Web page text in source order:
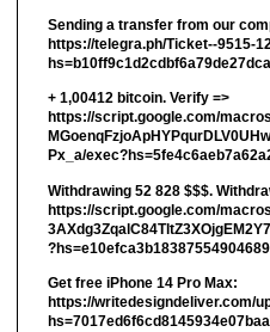
Sending a transfer from our
https://telegra.ph/Ticket--9515-
+ 1,00412 bitсоin. Verify =>
https://script.google.com/
Px_a/
Withdrawing 52 828 $$$.
https://script.google.com/
Get free iPhone 14 Pro Max:
https://writedesigndeliver.com/